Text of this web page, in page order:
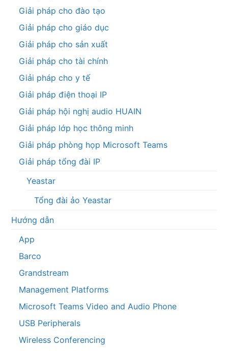
Giải pháp cho đào tạo
Giải pháp cho giáo dục
Giải pháp cho sản xuất
Giải pháp cho tài chính
Giải pháp cho y tế
Giải pháp điện thoại IP
Giải pháp hội nghị audio HUAIN
Giải pháp lớp học thông minh
Giải pháp phòng họp Microsoft Teams
Giải pháp tổng đài IP
Yeastar
Tổng đài ảo Yeastar
Hướng dẫn
App
Barco
Grandstream
Management Platforms
Microsoft Teams Video and Audio Phone
USB Peripherals
Wireless Conferencing